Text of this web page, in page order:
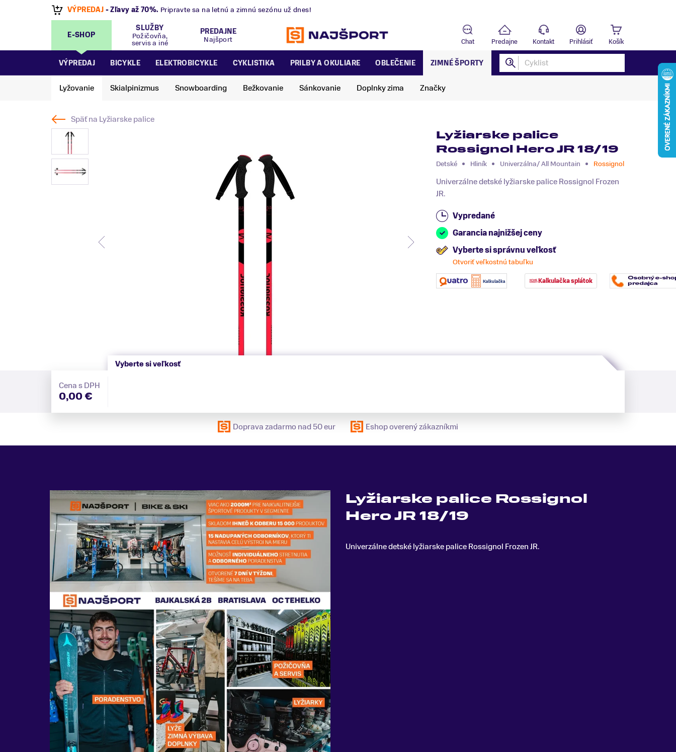
PredajňaBratislava OC Tehelko,Bajkalská 2/B zatvorená.Otvárame dnes o 09:00.
E-SHOP
SLUŽBY
Požičovňa,
servis a iné
PREDAJNE
Najšport
Chat Predajne Kontakt Prihlásiť Košík
VÝPREDAJ BICYKLE ELEKTROBICYKLE CYKLISTIKA PRILBY A OKULIARE OBLEČENIE ZIMNÉ ŠPORTY
Lyžovanie Skialpinizmus Snowboarding Bežkovanie Sánkovanie Doplnky zima Značky
Späť na Lyžiarske palice
Lyžiarske palice
Rossignol Hero JR 18/19
Detské Hliník Univerzálna/ All Mountain Rossignol
Univerzálne detské lyžiarske palice Rossignol Frozen
JR.
Vypredané
Garancia najnižšej ceny
Vyberte si správnu veľkosť
Otvoriť veľkostnú tabuľku
Kalkulačka splátok
Cena s DPH
0,00 €
Vyberte si veľkosť
Doprava zadarmo nad 50 eur Eshop overený zákazníkmi
Lyžiarske palice Rossignol
Hero JR 18/19
Univerzálne detské lyžiarske palice Rossignol Frozen JR.